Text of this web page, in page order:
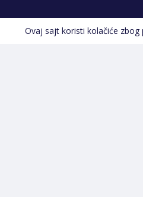
Ovaj sajt koristi kolačiće